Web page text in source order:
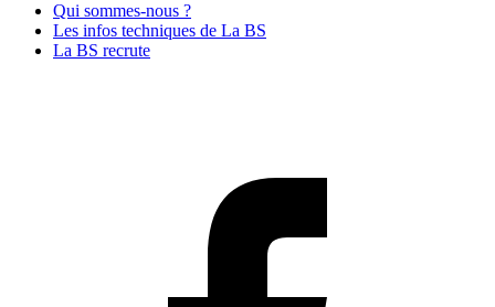
Qui sommes-nous ?
Les infos techniques de La BS
La BS recrute